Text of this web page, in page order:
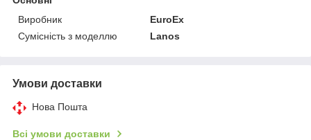
Виробник
EuroEx
Сумісність з моделлю
Lanos
Умови доставки
Нова Пошта
Всі умови доставки